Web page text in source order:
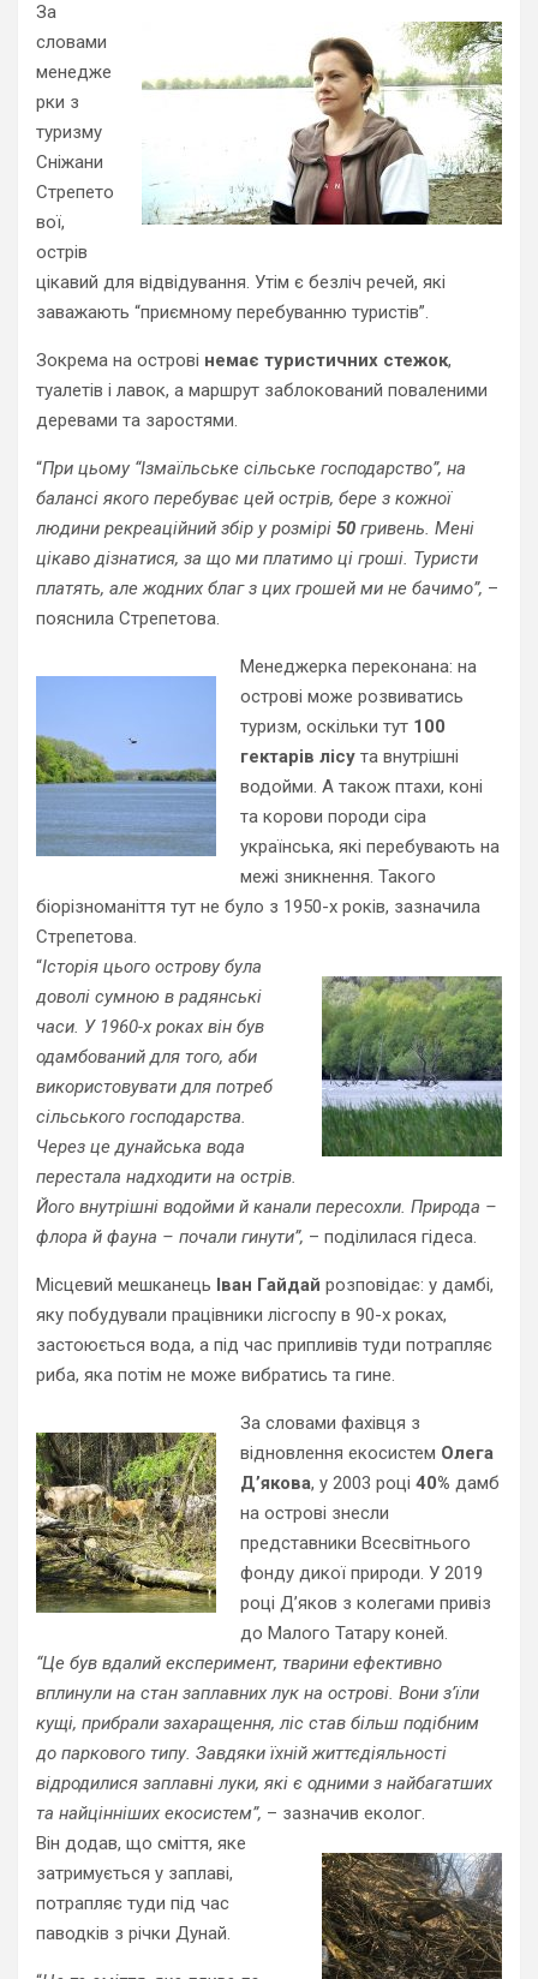
За
словами
менедже
рки з
туризму
Сніжани
Стрепето
вої,
острів
цікавий для відвідування. Утім є безліч речей, які
заважають “приємному перебуванню туристів”.
Зокрема на острові немає туристичних стежок,
туалетів і лавок, а маршрут заблокований поваленими
деревами та заростями.
“При цьому “Ізмаїльське сільське господарство”, на
балансі якого перебуває цей острів, бере з кожної
людини рекреаційний збір у розмірі 50 гривень. Мені
цікаво дізнатися, за що ми платимо ці гроші. Туристи
платять, але жодних благ з цих грошей ми не бачимо”, –
пояснила Стрепетова.
Менеджерка переконана: на
острові може розвиватись
туризм, оскільки тут 100
гектарів лісу та внутрішні
водойми. А також птахи, коні
та корови породи сіра
українська, які перебувають на
межі зникнення. Такого
біорізноманіття тут не було з 1950-х років, зазначила
Стрепетова.
“Історія цього острову була
доволі сумною в радянські
часи. У 1960-х роках він був
одамбований для того, аби
використовувати для потреб
сільського господарства.
Через це дунайська вода
перестала надходити на острів.
Його внутрішні водойми й канали пересохли. Природа –
флора й фауна – почали гинути”, – поділилася гідеса.
Місцевий мешканець Іван Гайдай розповідає: у дамбі,
яку побудували працівники лісгоспу в 90-х роках,
застоюється вода, а під час припливів туди потрапляє
риба, яка потім не може вибратись та гине.
За словами фахівця з
відновлення екосистем Олега
Д’якова, у 2003 році 40% дамб
на острові знесли
представники Всесвітнього
фонду дикої природи. У 2019
році Д’яков з колегами привіз
до Малого Татару коней.
“Це був вдалий експеримент, тварини ефективно
вплинули на стан заплавних лук на острові. Вони з’їли
кущі, прибрали захаращення, ліс став більш подібним
до паркового типу. Завдяки їхній життєдіяльності
відродилися заплавні луки, які є одними з найбагатших
та найцінніших екосистем”, – зазначив еколог.
Він додав, що сміття, яке
затримується у заплаві,
потрапляє туди під час
паводків з річки Дунай.